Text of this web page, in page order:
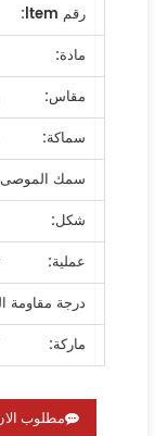
رقم ltem:
مادة:
مقاس:
سماكة:
سمك الموصى
شكل:
عملية:
درجة مقاومة
ماركة:
مطلوب